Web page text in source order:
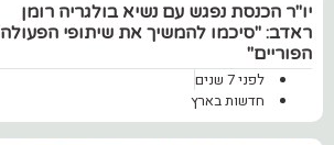
יו"ר הכנסת נפגש עם נשיא בולגריה רומן
ראדב: "סיכמו להמשיך את שיתופי הפעולה
הפוריים"
לפני 7 שנים
חדשות בארץ